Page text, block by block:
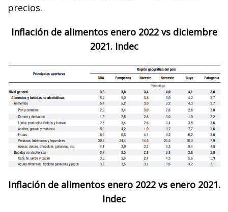
precios.
Inflación de alimentos enero 2022 vs diciembre
2021. Indec
Inflación de alimentos enero 2022 vs enero 2021.
Indec